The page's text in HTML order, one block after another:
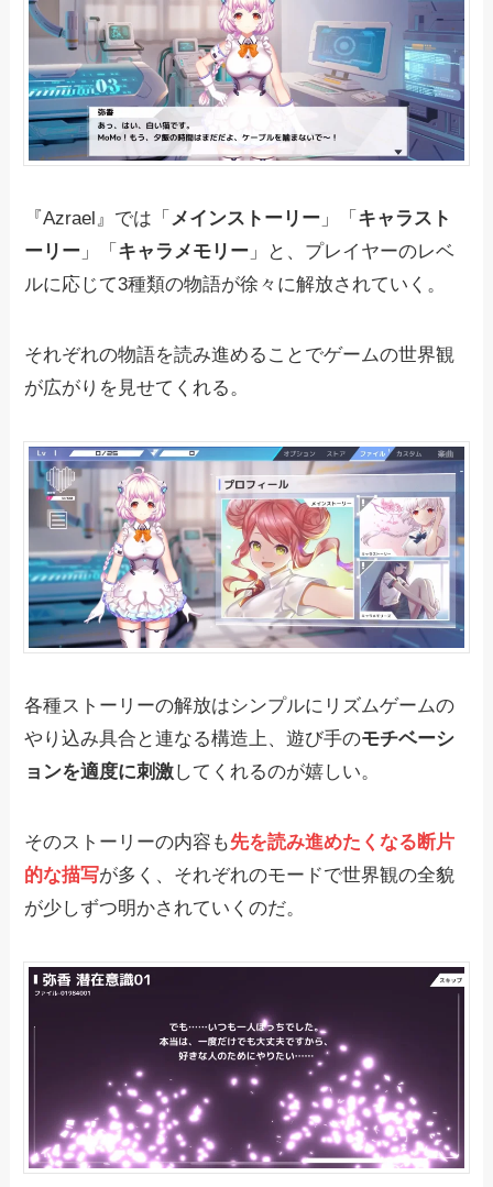
『Azrael』では「 メインストーリー 」「 キャラスト
ーリー 」「 キャラメモリー 」と、プレイヤーのレベ
ルに応じて3種類の物語が徐々に解放されていく。
それぞれの物語を読み進めることでゲームの世界観
が広がりを見せてくれる。
各種ストーリーの解放はシンプルにリズムゲームの
やり込み具合と連なる構造上、遊び手のモチベーシ
ョンを適度に刺激してくれるのが嬉しい。
そのストーリーの内容も先を読み進めたくなる断片
的な描写が多く、それぞれのモードで世界観の全貌
が少しずつ明かされていくのだ。